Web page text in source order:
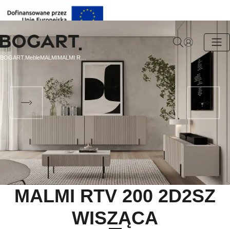
BOGART.
główna
BOGART. MebleMALMI
MALMI RTV 200 2D2SZ
WISZĄCA